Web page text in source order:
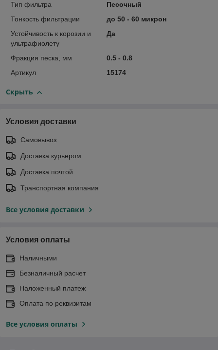
Тип фильтра
Песочный
Тонкость фильтрации
до 50 - 60 микрон
Устойчивость к корозии и
ультрафиолету
Да
Фракция песка, мм
0.5 - 0.8
Артикул
15174
Скрыть
Условия доставки
Самовывоз
Доставка курьером
Доставка почтой
Транспортная компания
Все условия доставки
Условия оплаты
Наличными
Безналичный расчет
Наложенный платеж
Оплата по реквизитам
Все условия оплаты